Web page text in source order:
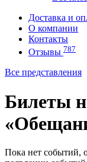
Доставка и
О компании
Контакты
Отзывы 787
Все представления
Билеты
Пока нет событий,